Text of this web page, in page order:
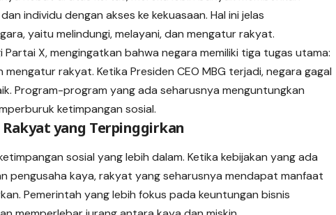
individu dengan akses ke kekuasaan. Hal ini jelas
yaitu melindungi, melayani, dan mengatur rakyat.
X, mengingatkan bahwa negara memiliki tiga tugas utama:
rakyat. Ketika Presiden CEO MBG terjadi, negara gagal
Program-program yang ada seharusnya menguntungkan
ketimpangan sosial.
yang Terpinggirkan
sosial yang lebih dalam. Ketika kebijakan yang ada
pengusaha kaya, rakyat yang seharusnya mendapat manfaat
Pemerintah yang lebih fokus pada keuntungan bisnis